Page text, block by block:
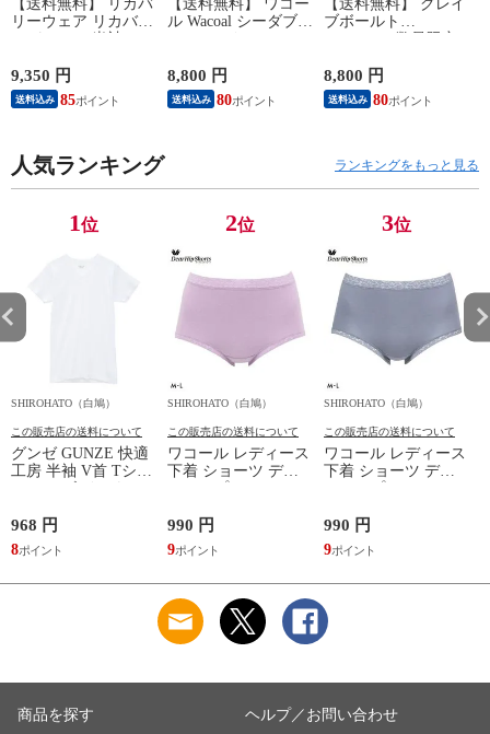
【送料無料】 リカバ
リーウェア リカバリ
ームウェア パジャマ
リカバリーケア 7分
丈パンツ 疲労回復
9,350 円
送料込み 85
【送料無料】 ワコー
ル Wacoal シーダブリ
JYURYU 柔流 ジュウ
リュウ メンズ トッ
プ SML ハイネック
8,800 円
送料込み 80
【送料無料】 グレイ
ブボールト
サーパンツ おまかせ
3P 福袋 ショート ロ
ーライズ 3枚セット
8,800 円
送料込み 80
人気ランキング ランキングをもっと見る
1位
SHIROHATO（白鳩）
この販売店の送料について
グンゼ GUNZE 快適
工房 半袖 V首 Tシャ
本製 抗菌防臭
968 円
8
2位
SHIROHATO（白鳩）
この販売店の送料について
ワコール レディース
下着 ショーツ ディ
スタンダード ノーマ
ルショーツ ML
Wacoal
990 円
9
3位
SHIROHATO（白鳩）
この販売店の送料について
ワコール レディース
下着 ショーツ ディ
スタンダード ノーマ
ルショーツ ML
Wacoal
990 円
9
商品を探す ヘルプ／お問い合わせ